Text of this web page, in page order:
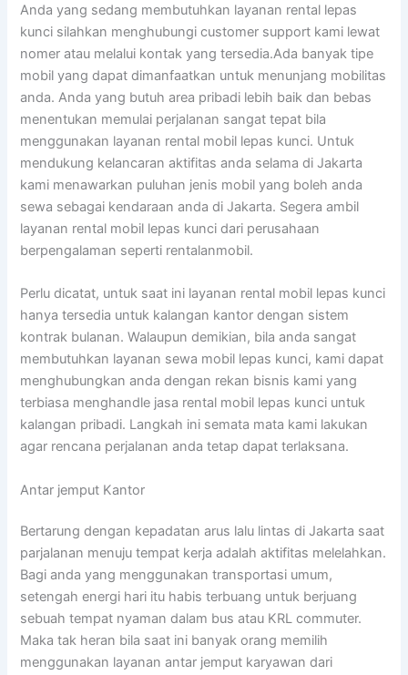
Anda yang sedang membutuhkan layanan rental lepas
kunci silahkan menghubungi customer support kami lewat
nomer atau melalui kontak yang tersedia.Ada banyak tipe
mobil yang dapat dimanfaatkan untuk menunjang mobilitas
anda. Anda yang butuh area pribadi lebih baik dan bebas
menentukan memulai perjalanan sangat tepat bila
menggunakan layanan rental mobil lepas kunci. Untuk
mendukung kelancaran aktifitas anda selama di Jakarta
kami menawarkan puluhan jenis mobil yang boleh anda
sewa sebagai kendaraan anda di Jakarta. Segera ambil
layanan rental mobil lepas kunci dari perusahaan
berpengalaman seperti rentalanmobil.
Perlu dicatat, untuk saat ini layanan rental mobil lepas kunci
hanya tersedia untuk kalangan kantor dengan sistem
kontrak bulanan. Walaupun demikian, bila anda sangat
membutuhkan layanan sewa mobil lepas kunci, kami dapat
menghubungkan anda dengan rekan bisnis kami yang
terbiasa menghandle jasa rental mobil lepas kunci untuk
kalangan pribadi. Langkah ini semata mata kami lakukan
agar rencana perjalanan anda tetap dapat terlaksana.
Antar jemput Kantor
Bertarung dengan kepadatan arus lalu lintas di Jakarta saat
parjalanan menuju tempat kerja adalah aktifitas melelahkan.
Bagi anda yang menggunakan transportasi umum,
setengah energi hari itu habis terbuang untuk berjuang
sebuah tempat nyaman dalam bus atau KRL commuter.
Maka tak heran bila saat ini banyak orang memilih
menggunakan layanan antar jemput karyawan dari